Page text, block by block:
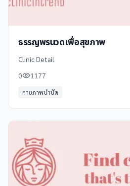
ธรรญพรนวดเพื่อสุขภาพ
Clinic Detail
0
1177
กายภาพบำบัด